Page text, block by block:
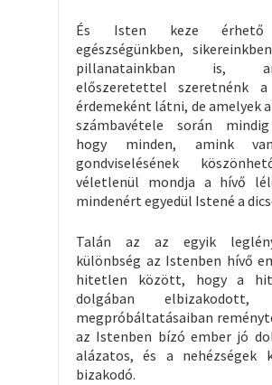
És Isten keze
egészségünkben,
pillanatainkban is,
előszeretettel szeretnénk a
érdemeként látni, de amelyek
számbavétele során
hogy minden, amink
gondviselésének
véletlenül mondja a hívő
mindenért egyedül Istené a
Talán az az egyik
különbség az Istenben hívő
hitetlen között, hogy a
dolgában
megpróbáltatásaiban
az Istenben bízó ember jó
alázatos, és a nehézségek
bizakodó.